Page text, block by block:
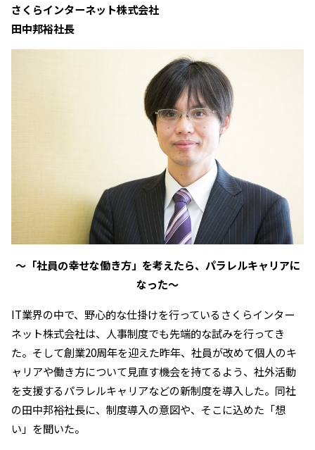
さくらインターネット株式会社
田中邦裕社長
～「社員の幸せな働き方」を考えたら、パラレルキャリアに
なった～
IT業界の中で、野心的な仕掛けを行っているさくらインター
ネット株式会社は、人事制度でも先端的な試みを行ってき
た。そして創業20周年を迎えた昨年、社員が改めて個人のキ
ャリアや働き方について見直す機会を持てるよう、社外活動
を支援するパラレルキャリアなどの新制度を導入した。同社
の田中邦裕社長に、制度導入の意図や、そこに込めた「想
い」を聞いた。